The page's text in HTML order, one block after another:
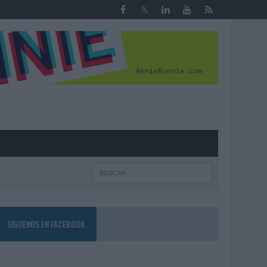
SÍGUENOS EN FACEBOOK